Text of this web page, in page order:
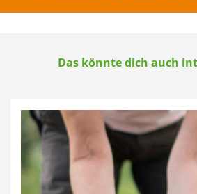
Das könnte dich auch